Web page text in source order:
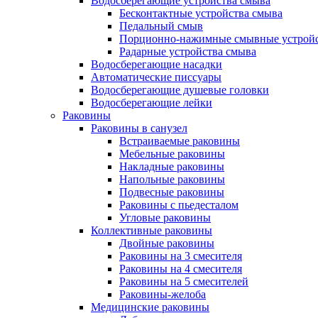
Бесконтактные устройства смыва
Педальный смыв
Порционно-нажимные смывные
Радарные устройства смыва
Водосберегающие насадки
Автоматические писсуары
Водосберегающие душевые головки
Водосберегающие лейки
Раковины
Раковины в санузел
Встраиваемые раковины
Мебельные раковины
Накладные раковины
Напольные раковины
Подвесные раковины
Раковины с пьедесталом
Угловые раковины
Коллективные раковины
Двойные раковины
Раковины на 3 смесителя
Раковины на 4 смесителя
Раковины на 5 смесителей
Раковины-желоба
Медицинские раковины